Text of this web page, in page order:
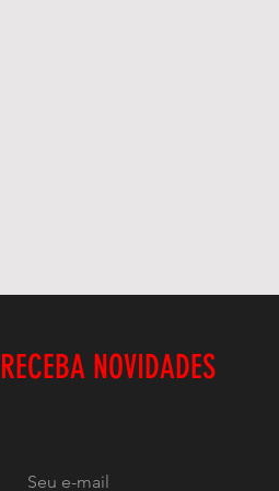
RECEBA NOVIDADES